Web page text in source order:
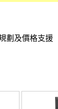
劃及價格支援